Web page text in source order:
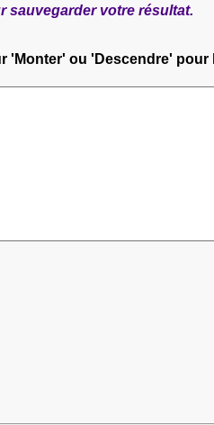
sauvegarder votre résultat.
'Monter' ou 'Descendre'